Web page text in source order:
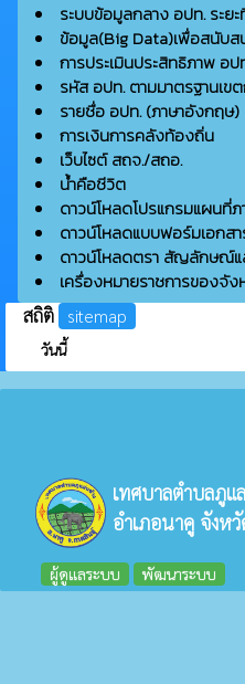
ระบบข้อมูลกลาง อปท. ระย
ข้อมูล(Big Data)เพื่อสนับส
การประเมินประสิทธิภาพ อป
รหัส อปท. ตามมาตรฐานเข
รายชื่อ อปท. (ภาษาอังกฤษ)
การเงินการคลังท้องถิ่น
เว็บไซต์ สถจ./สถอ.
น้ำคือชีวิต
ดาวน์โหลดโปรแกรมแผนที่ภ
ดาวน์โหลดแบบฟอร์มเอกสา
ดาวน์โหลดตรา สัญลักษณ์แ
เครื่องหมายราชการของจั
สถิติ sitemap
วันนี้
เทศบาลตำบลภูแ
อำเภอนาคู จังห
ผู้ดูแลระบบ พัฒนาระบบ